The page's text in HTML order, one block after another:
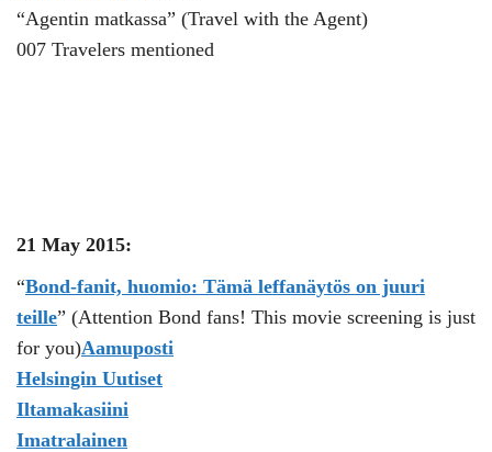
“Agentin matkassa” (Travel with the Agent)
007 Travelers mentioned
21 May 2015:
“Bond-fanit, huomio: Tämä leffanäytös on juuri
teille” (Attention Bond fans! This movie screening is just
for you)Aamuposti
Helsingin Uutiset
Iltamakasiini
Imatralainen